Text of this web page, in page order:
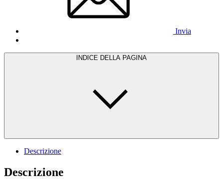
Invia
INDICE DELLA PAGINA
Descrizione
Descrizione